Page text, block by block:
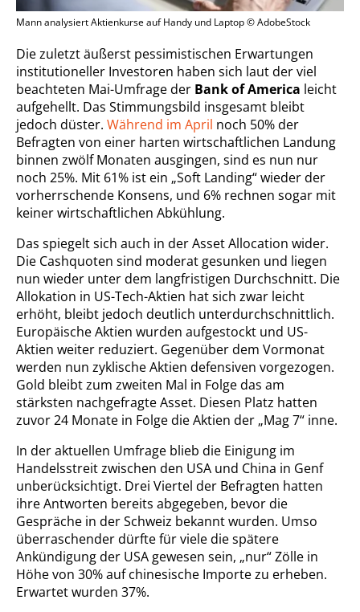
Mann analysiert Aktienkurse auf Handy und Laptop © AdobeStock
Die zuletzt äußerst pessimistischen Erwartungen
institutioneller Investoren haben sich laut der viel
beachteten Mai-Umfrage der Bank of America leicht
aufgehellt. Das Stimmungsbild insgesamt bleibt
jedoch düster. Während im April noch 50% der
Befragten von einer harten wirtschaftlichen Landung
binnen zwölf Monaten ausgingen, sind es nun nur
noch 25%. Mit 61% ist ein „Soft Landing“ wieder der
vorherrschende Konsens, und 6% rechnen sogar mit
keiner wirtschaftlichen Abkühlung.
Das spiegelt sich auch in der Asset Allocation wider.
Die Cashquoten sind moderat gesunken und liegen
nun wieder unter dem langfristigen Durchschnitt. Die
Allokation in US-Tech-Aktien hat sich zwar leicht
erhöht, bleibt jedoch deutlich unterdurchschnittlich.
Europäische Aktien wurden aufgestockt und US-
Aktien weiter reduziert. Gegenüber dem Vormonat
werden nun zyklische Aktien defensiven vorgezogen.
Gold bleibt zum zweiten Mal in Folge das am
stärksten nachgefragte Asset. Diesen Platz hatten
zuvor 24 Monate in Folge die Aktien der „Mag 7“ inne.
In der aktuellen Umfrage blieb die Einigung im
Handelsstreit zwischen den USA und China in Genf
unberücksichtigt. Drei Viertel der Befragten hatten
ihre Antworten bereits abgegeben, bevor die
Gespräche in der Schweiz bekannt wurden. Umso
überraschender dürfte für viele die spätere
Ankündigung der USA gewesen sein, „nur“ Zölle in
Höhe von 30% auf chinesische Importe zu erheben.
Erwartet wurden 37%.